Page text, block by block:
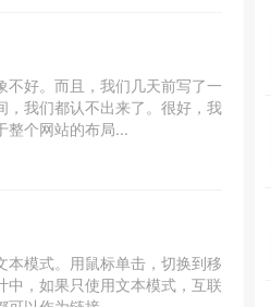
不好。而且，我们几天前写了一
，我们都认不出来了。很好，我
整个网站的布局...
本模式。用鼠标单击，切换到移
中，如果只使用文本模式，互联